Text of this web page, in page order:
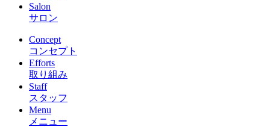
Salon
サロン
Concept
コンセプト
Efforts
取り組み
Staff
スタッフ
Menu
メニュー